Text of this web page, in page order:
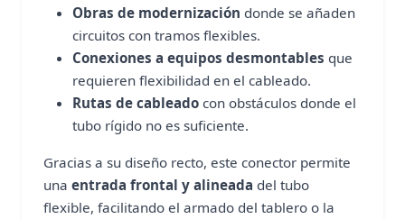
Obras de modernización donde se añaden
circuitos con tramos flexibles.
Conexiones a equipos desmontables que
requieren flexibilidad en el cableado.
Rutas de cableado con obstáculos donde el
tubo rígido no es suficiente.
Gracias a su diseño recto, este conector permite
una entrada frontal y alineada del tubo
flexible, facilitando el armado del tablero o la